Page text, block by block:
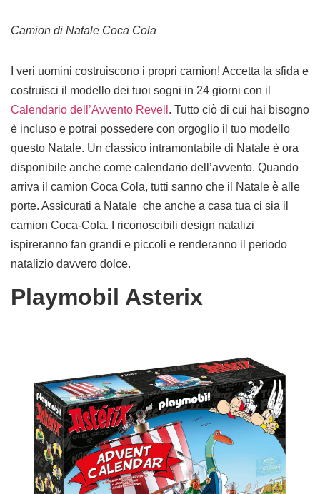
Camion di Natale Coca Cola
I veri uomini costruiscono i propri camion! Accetta la sfida e
costruisci il modello dei tuoi sogni in 24 giorni con il
Calendario dell’Avvento Revell . Tutto ciò di cui hai bisogno
è incluso e potrai possedere con orgoglio il tuo modello
questo Natale. Un classico intramontabile di Natale è ora
disponibile anche come calendario dell’avvento. Quando
arriva il camion Coca Cola, tutti sanno che il Natale è alle
porte. Assicurati a Natale che anche a casa tua ci sia il
camion Coca-Cola. I riconoscibili design natalizi
ispireranno fan grandi e piccoli e renderanno il periodo
natalizio davvero dolce.
Playmobil Asterix